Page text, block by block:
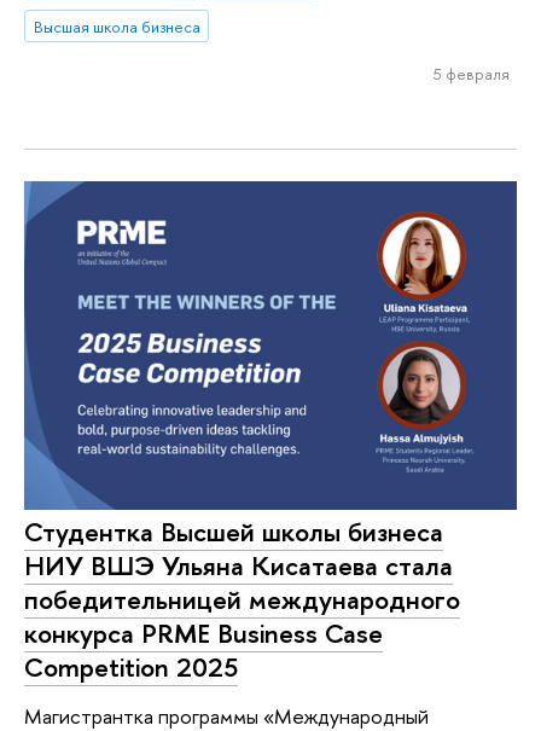
Высшая школа бизнеса
5 февраля
Студентка Высшей школы бизнеса
НИУ ВШЭ Ульяна Кисатаева стала
победительницей международного
конкурса PRME Business Case
Competition 2025
Магистрантка программы «Международный